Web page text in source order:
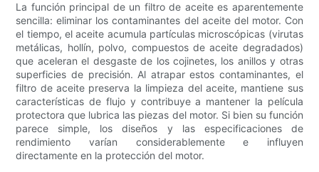
La función principal de un filtro de aceite es aparentemente
sencilla: eliminar los contaminantes del aceite del motor. Con
el tiempo, el aceite acumula partículas microscópicas (virutas
metálicas, hollín, polvo, compuestos de aceite degradados)
que aceleran el desgaste de los cojinetes, los anillos y otras
superficies de precisión. Al atrapar estos contaminantes, el
filtro de aceite preserva la limpieza del aceite, mantiene sus
características de flujo y contribuye a mantener la película
protectora que lubrica las piezas del motor. Si bien su función
parece simple, los diseños y las especificaciones de
rendimiento varían considerablemente e influyen
directamente en la protección del motor.